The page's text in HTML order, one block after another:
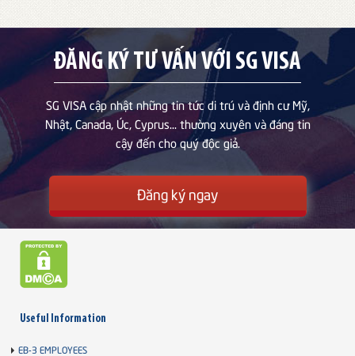
Working City
ĐĂNG KÝ TƯ VẤN VỚI SG VISA
SG VISA cập nhật những tin tức di trú và định cư Mỹ,
Nhật, Canada, Úc, Cyprus... thường xuyên và đáng tin
cậy đến cho quý độc giả.
Đăng ký ngay
Useful Information
EB-3 EMPLOYEES